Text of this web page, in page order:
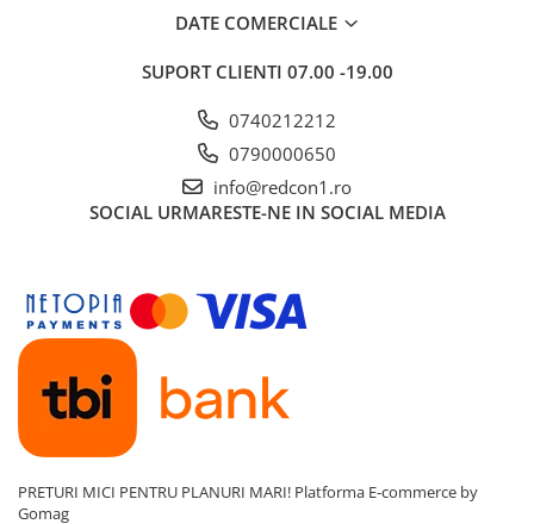
DATE COMERCIALE
SUPORT CLIENTI 07.00 -19.00
0740212212
0790000650
info@redcon1.ro
SOCIAL URMARESTE-NE IN SOCIAL MEDIA
PRETURI MICI PENTRU PLANURI MARI! Platforma E-commerce by
Gomag